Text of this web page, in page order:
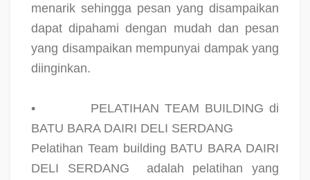
menarik sehingga pesan yang disampaikan
dapat dipahami dengan mudah dan pesan
yang disampaikan mempunyai dampak yang
diinginkan.
•
PELATIHAN TEAM BUILDING di
BATU BARA DAIRI DELI SERDANG
Pelatihan Team building BATU BARA DAIRI
DELI SERDANG
adalah pelatihan yang